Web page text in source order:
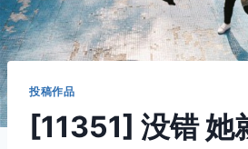
投稿作品
[11351] 没错 她